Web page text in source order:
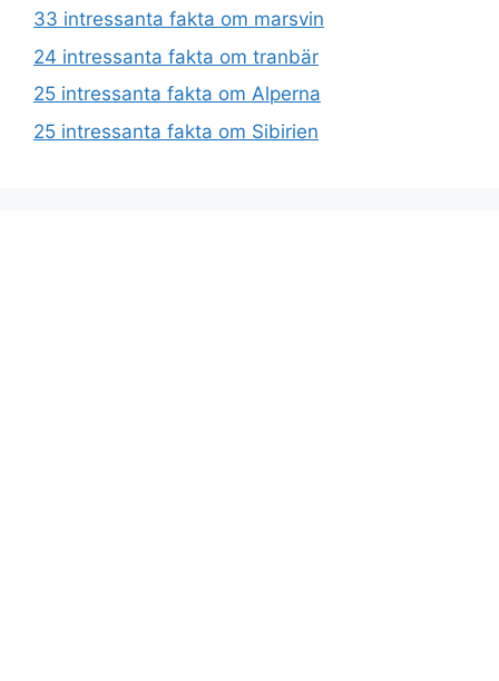
33 intressanta fakta om marsvin
24 intressanta fakta om tranbär
25 intressanta fakta om Alperna
25 intressanta fakta om Sibirien